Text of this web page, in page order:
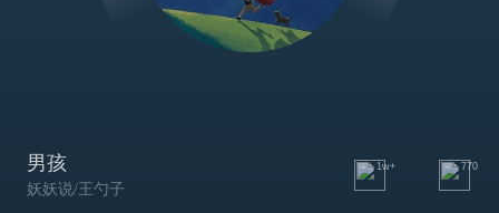
男孩
妖妖说/王勺子
1w+ 770